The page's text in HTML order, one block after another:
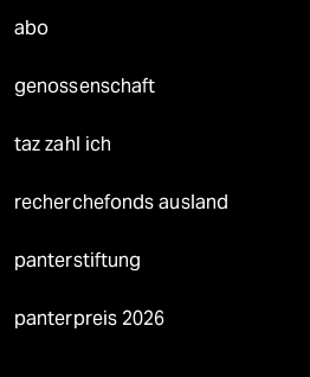
abo
genossenschaft
taz zahl ich
recherchefonds ausland
panterstiftung
panterpreis 2026